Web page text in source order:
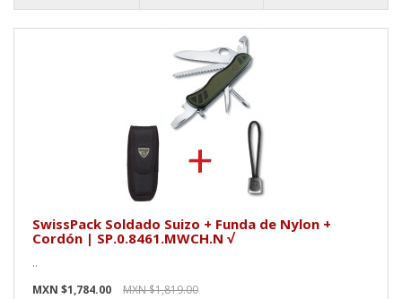
SwissPack Soldado Suizo + Funda de Nylon +
Cordón | SP.0.8461.MWCH.N √
..
MXN $1,784.00
MXN $1,819.00